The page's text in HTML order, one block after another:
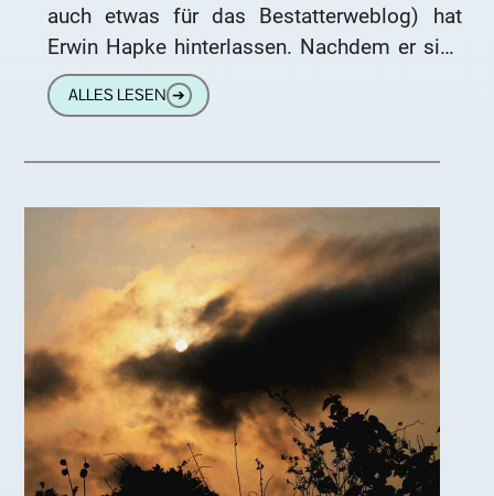
auch etwas für das Bestatterweblog) hat
Erwin Hapke hinterlassen. Nachdem er sich
40 Jahre in sein Haus zurückgezogen hatte,
ALLES LESEN ➔